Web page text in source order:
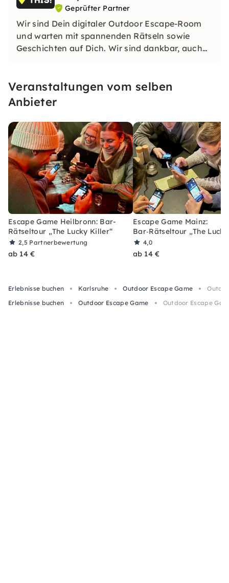
Geprüfter Partner
Wir sind Dein digitaler Outdoor Escape-Room
und warten mit spannenden Rätseln sowie
Geschichten auf Dich. Wir sind dankbar, auch
Veranstaltungen vom selben
Anbieter
Escape Game Heilbronn: Bar-
Rätseltour „The Lucky Killer“
2,5 Partnerbewertung
ab 14 €
Escape Game Mainz:
Bar‑Rätseltour „The
4,0
ab 14 €
Erlebnisse buchen Karlsruhe Outdoor Escape Game
Erlebnisse buchen
Outdoor Escape Game Outdoor Escape